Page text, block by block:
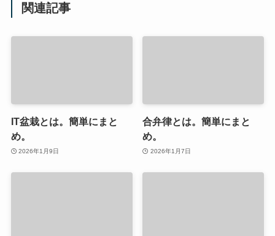
関連記事
IT盆栽とは。簡単にまと
め。
2026年1月9日
合弁律とは。簡単にまと
め。
2026年1月7日